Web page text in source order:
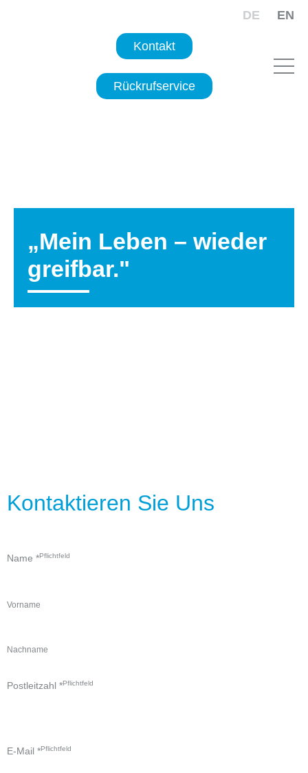
DE EN
Kontakt
Rückrufservice
„Mein Leben – wieder
greifbar."
Kontaktieren Sie Uns
Name *
Vorname
Nachname
Postleitzahl *
n
N
E-Mail *